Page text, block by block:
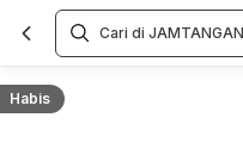
Habis
Overview